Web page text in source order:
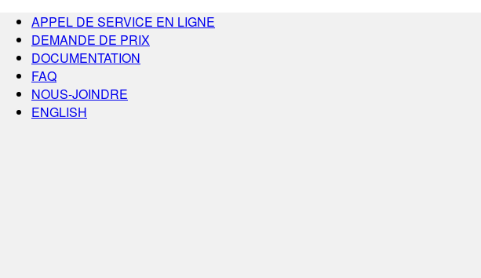
APPEL DE SERVICE EN LIGNE
DEMANDE DE PRIX
DOCUMENTATION
FAQ
NOUS-JOINDRE
ENGLISH